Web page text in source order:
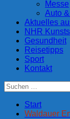
Messe
Auto
Aktuelles
NHR
Gesundheit
Reisetipps
Sport
Kontakt
Start
Waldauer